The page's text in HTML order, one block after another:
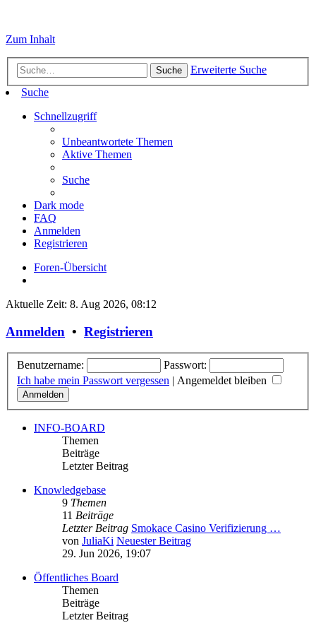
Zum Inhalt
Suche
Erweiterte Suche
Suche
Schnellzugriff
Unbeantwortete Themen
Aktive Themen
Suche
Dark mode
FAQ
Anmelden
Registrieren
Foren-Übersicht
Aktuelle Zeit: 8. Aug 2026, 08:12
Anmelden • Registrieren
Benutzername:
Passwort:
Ich habe mein Passwort vergessen | Angemeldet bleiben
INFO-BOARD
Themen
Beiträge
Letzter Beitrag
Knowledgebase
9 Themen
11 Beiträge
Letzter Beitrag Smokace Casino Verifizierung …
von JuliaKi Neuester Beitrag
29. Jun 2026, 19:07
Öffentliches Board
Themen
Beiträge
Letzter Beitrag